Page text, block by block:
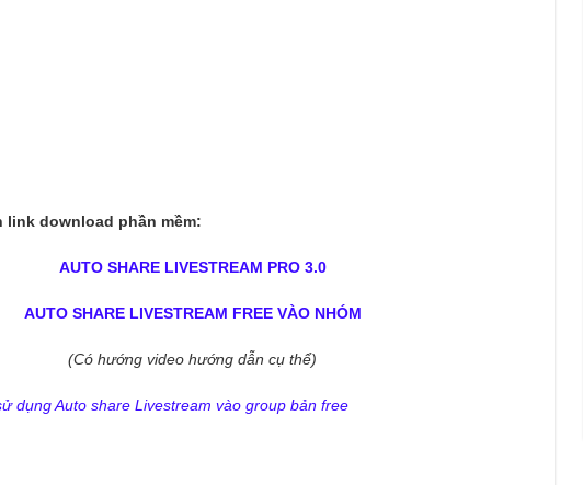
link download phần mềm:
AUTO SHARE LIVESTREAM PRO 3.0
AUTO SHARE LIVESTREAM FREE VÀO NHÓM
(Có hướng video hướng dẫn cụ thể)
dụng Auto share Livestream vào group bản free